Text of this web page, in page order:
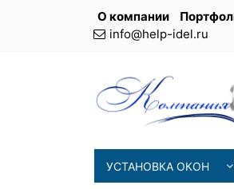
О компании
info@help-idel.ru
УСТАНОВКА ОКОН